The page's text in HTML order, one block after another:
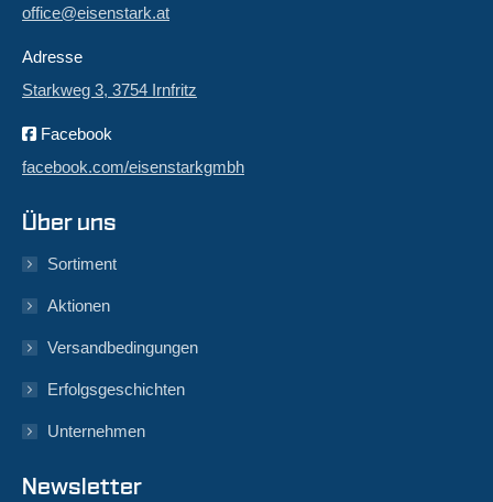
office@eisenstark.at
Adresse
Starkweg 3, 3754 Irnfritz
Facebook
facebook.com/eisenstarkgmbh
Über uns
Sortiment
Aktionen
Versandbedingungen
Erfolgsgeschichten
Unternehmen
Newsletter